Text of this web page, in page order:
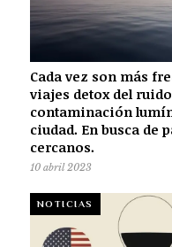
Cada vez son más
viajes detox del
contaminación
ciudad. En busca de
cercanos.
10 abril 2023
NOTICIAS